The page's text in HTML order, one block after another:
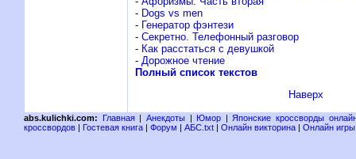
- Dogs vs men
- Генератор фэнтези
- Секретно. Телефонный разговор
- Как расстаться с девушкой
- Дорожное чтение
Полный список текстов
Наверх
abs.kulichki.com: Главная| Анекдоты| Юмор | Японские кроссворды
кроссвордов | Гостевая книга | Форум | АБС.txt | Онлайн викторина | Онлайн игры